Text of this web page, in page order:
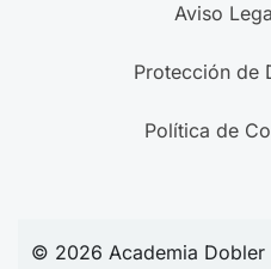
Aviso
Protección de
Política de
© 2026 Academia Dobler